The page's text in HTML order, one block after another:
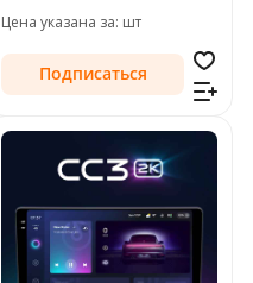
Цена указана за: шт
Подписаться